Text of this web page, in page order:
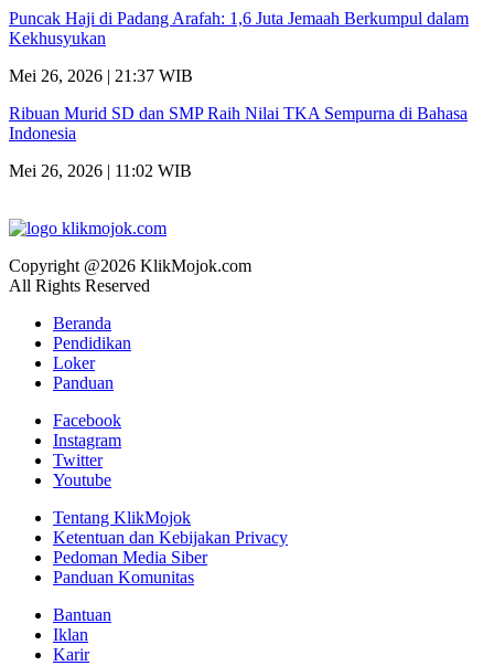
Puncak Haji di Padang Arafah: 1,6 Juta Jemaah Berkumpul dalam
Kekhusyukan
Mei 26, 2026 | 21:37 WIB
Ribuan Murid SD dan SMP Raih Nilai TKA Sempurna di Bahasa
Indonesia
Mei 26, 2026 | 11:02 WIB
Copyright @2026 KlikMojok.com
All Rights Reserved
Beranda
Pendidikan
Loker
Panduan
Facebook
Instagram
Twitter
Youtube
Tentang KlikMojok
Ketentuan dan Kebijakan Privacy
Pedoman Media Siber
Panduan Komunitas
Bantuan
Iklan
Karir